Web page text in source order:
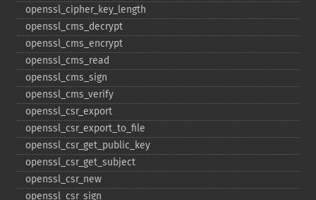
openssl_​cipher_​key_​length
openssl_​cms_​decrypt
openssl_​cms_​encrypt
openssl_​cms_​read
openssl_​cms_​sign
openssl_​cms_​verify
openssl_​csr_​export
openssl_​csr_​export_​to_​file
openssl_​csr_​get_​public_​key
openssl_​csr_​get_​subject
openssl_​csr_​new
openssl_​csr_​sign